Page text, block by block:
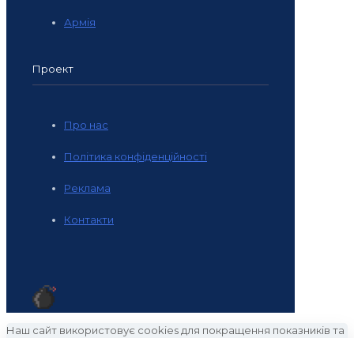
Армія
Проект
Про нас
Політика конфіденційності
Реклама
Контакти
Наш сайт використовує cookies для покращення показників та